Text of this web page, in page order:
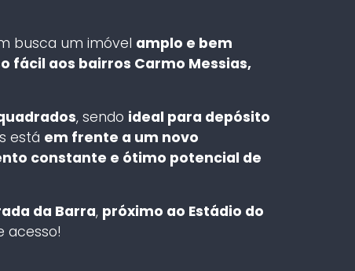
busca um imóvel amplo e bem
fácil aos bairros Carmo Messias,
, sendo ideal para depósito
está em frente a um novo
constante e ótimo potencial de
da Barra, próximo ao Estádio do
acesso!